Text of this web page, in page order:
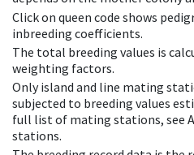
Click on queen code shows
inbreeding coefficients.
The total breeding values is
weighting factors.
Only island and line mating
subjected to breeding values
full list of mating stations, see
stations.